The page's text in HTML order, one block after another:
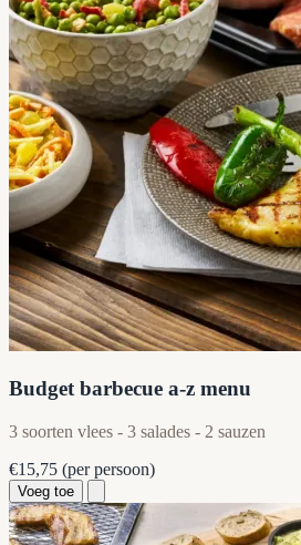
Budget barbecue a-z menu
3 soorten vlees - 3 salades - 2 sauzen
€15,75 (per persoon)
Voeg toe